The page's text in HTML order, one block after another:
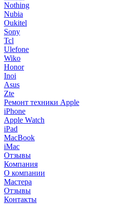
Nothing
Nubia
Oukitel
Sony
Tcl
Ulefone
Wiko
Honor
Inoi
Asus
Zte
Ремонт техники Apple
iPhone
Apple Watch
iPad
MacBook
iMac
Отзывы
Компания
О компании
Мастера
Отзывы
Контакты